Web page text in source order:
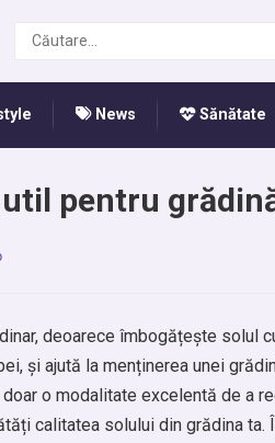
News Sănătate
pentru
deoarece îmbogățește solul
și ajută la menținerea unei
o modalitate excelentă de a
calitatea solului din grădina ta.